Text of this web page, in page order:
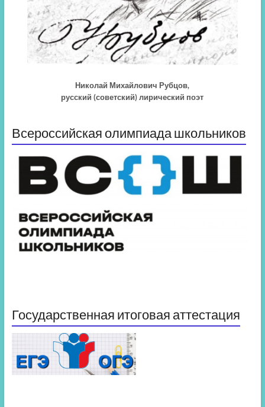
Николай Михайлович Рубцов,
русский (советский) лирический поэт
Всероссийская олимпиада школьников
Государственная итоговая аттестация